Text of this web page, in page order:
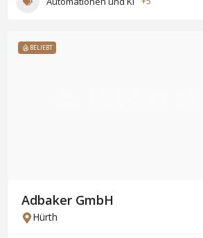
BELIEBT
Adbaker GmbH
Hürth